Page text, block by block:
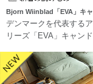
Bjorn Wiinblad「EVA」キ
デンマークを代表する
リーズ「EVA」キャン